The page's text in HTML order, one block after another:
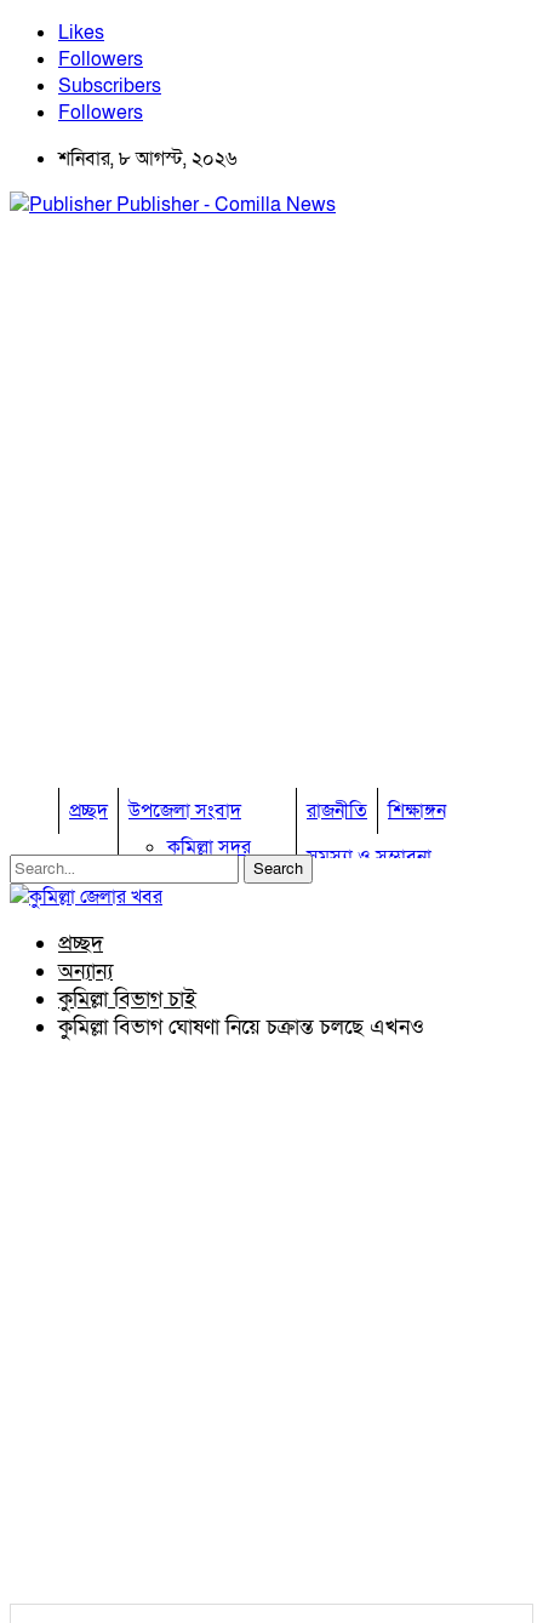
Likes
Followers
Subscribers
Followers
শনিবার, ৮ আগস্ট, ২০২৬
Publisher - Comilla News
প্রচ্ছদ
উপজেলা সংবাদ
কুমিল্লা সদর
কুমিল্লা সদর দক্ষিণ
চৌদ্দগ্রাম
নাঙ্গলকোট
মনোহরগঞ্জ
রাজনীতি
শিক্ষাঙ্গন
সমস্যা ও সম্ভাবনা
আইন আদালত
প্রচ্ছদ
অন্যান্য
কুমিল্লা বিভাগ চাই
কুমিল্লা বিভাগ ঘোষণা নিয়ে চক্রান্ত চলছে এখনও